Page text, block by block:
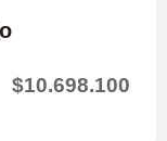
$10.698.100